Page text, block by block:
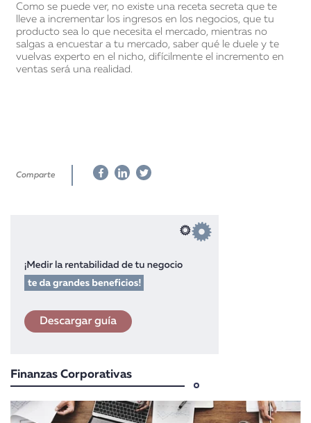
Como se puede ver, no existe una receta secreta que te
lleve a incrementar los ingresos en los negocios, que tu
producto sea lo que necesita el mercado, mientras no
salgas a encuestar a tu mercado, saber qué le duele y te
vuelvas experto en el nicho, difícilmente el incremento en
ventas será una realidad.
Comparte
Finanzas Corporativas